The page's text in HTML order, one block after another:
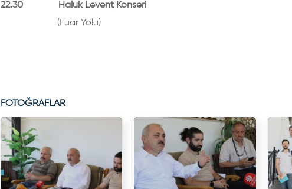
22.30 Haluk Levent Konseri
(Fuar Yolu)
FOTOĞRAFLAR